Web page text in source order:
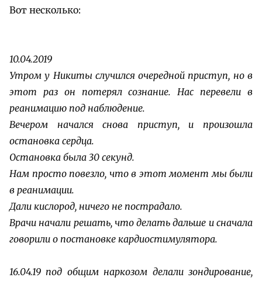
Вот несколько:
10.04.2019
Утром у Никиты случился очередной приступ, но в
этот раз он потерял сознание. Нас перевели в
реанимацию под наблюдение.
Вечером начался снова приступ, и произошла
остановка сердца.
Остановка была 30 секунд.
Нам просто повезло, что в этот момент мы были
в реанимации.
Дали кислород, ничего не пострадало.
Врачи начали решать, что делать дальше и сначала
говорили о постановке кардиостимулятора.
16.04.19 под общим наркозом делали зондирование,